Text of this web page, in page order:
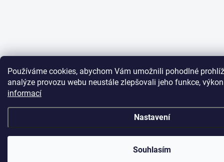
Používáme cookies, abychom Vám umožnili pohodlné
analýze provozu webu neustále zlepšovali jeho funkce,
informací
Nastavení
Souhlasím